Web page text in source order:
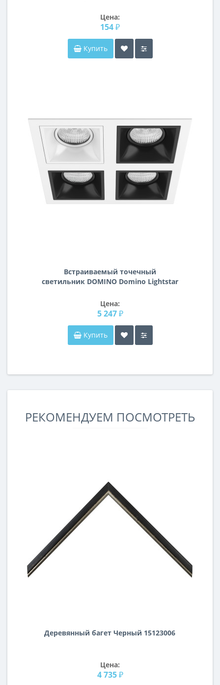
Цена:
154 ₽
Купить
Встраиваемый точечный
светильник DOMINO Domino Lightstar
Цена:
5 247 ₽
Купить
РЕКОМЕНДУЕМ ПОСМОТРЕТЬ
Деревянный багет Черный 15123006
Цена:
4 735 ₽